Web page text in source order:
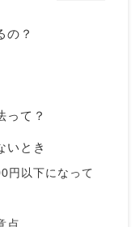
の？
って？
いとき
円以下になって
点